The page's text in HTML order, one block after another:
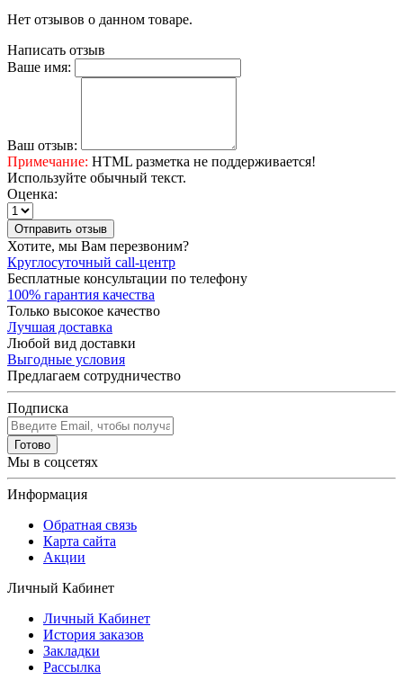
Нет отзывов о данном товаре.
Написать отзыв
Ваше имя:
Ваш отзыв:
Примечание: HTML разметка не поддерживается!
Используйте обычный текст.
Оценка:
Отправить отзыв
Хотите, мы Вам перезвоним?
Круглосуточный call-центр
Бесплатные консультации по телефону
100% гарантия качества
Только высокое качество
Лучшая доставка
Любой вид доставки
Выгодные условия
Предлагаем сотрудничество
Подписка
Готово
Мы в соцсетях
Информация
Обратная связь
Карта сайта
Акции
Личный Кабинет
Личный Кабинет
История заказов
Закладки
Рассылка